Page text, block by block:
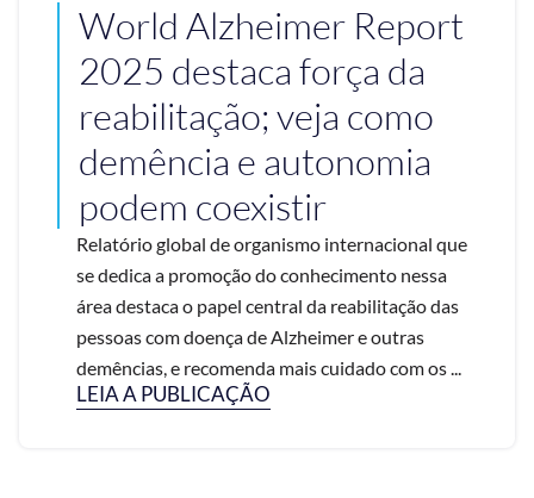
World Alzheimer Report
2025 destaca força da
reabilitação; veja como
demência e autonomia
podem coexistir
Relatório global de organismo internacional que
se dedica a promoção do conhecimento nessa
área destaca o papel central da reabilitação das
pessoas com doença de Alzheimer e outras
demências, e recomenda mais cuidado com os ...
LEIA A PUBLICAÇÃO